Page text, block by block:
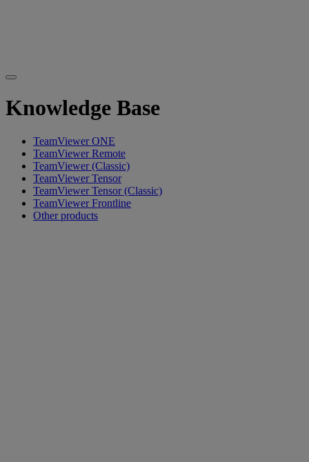
Knowledge Base
TeamViewer ONE
TeamViewer Remote
TeamViewer (Classic)
TeamViewer Tensor
TeamViewer Tensor (Classic)
TeamViewer Frontline
Other products